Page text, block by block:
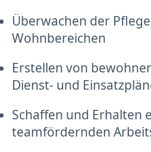
Überwachen der
Wohnbereichen
Erstellen von
Dienst- und
Schaffen und Erhalten
teamfördernden